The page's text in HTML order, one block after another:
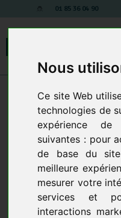
Nous
Ce site Web
technologies de
expérience
suivantes : pour
de base du
meilleure
mesurer votre
services et
interactions
01 85 36 04 90
Matériel de nettoyage manuel-
MATÉRIEL DE